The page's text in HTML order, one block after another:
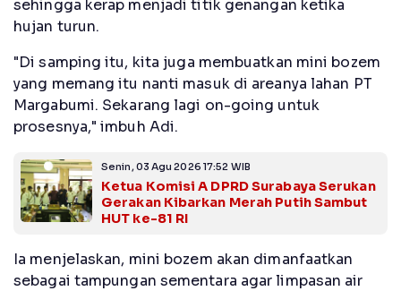
sehingga kerap menjadi titik genangan ketika
hujan turun.
"Di samping itu, kita juga membuatkan mini bozem
yang memang itu nanti masuk di areanya lahan PT
Margabumi. Sekarang lagi on-going untuk
prosesnya," imbuh Adi.
Senin, 03 Agu 2026 17:52 WIB
Ketua Komisi A DPRD Surabaya Serukan
Gerakan Kibarkan Merah Putih Sambut
HUT ke-81 RI
Ia menjelaskan, mini bozem akan dimanfaatkan
sebagai tampungan sementara agar limpasan air